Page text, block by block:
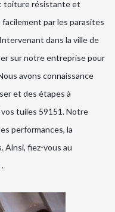
toiture résistante et
par les parasites
dans la ville de
sur notre entreprise pour
avons connaissance
et des étapes à
tuiles 59151. Notre
performances, la
Ainsi, fiez-vous au